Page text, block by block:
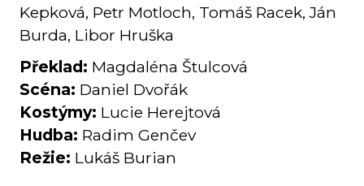
Kepková, Petr Motloch, Tomáš Racek, Ján
Burda, Libor Hruška
Překlad: Magdaléna Štulcová
Scéna: Daniel Dvořák
Kostýmy: Lucie Herejtová
Hudba: Radim Genčev
Režie: Lukáš Burian